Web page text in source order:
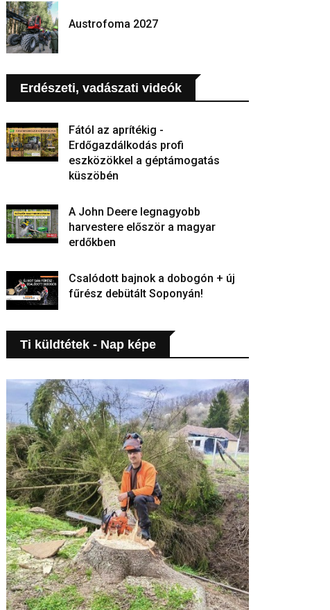
Austrofoma 2027
Erdészeti, vadászati videók
Fától az aprítékig -
Erdőgazdálkodás profi
eszközökkel a géptámogatás
küszöbén
A John Deere legnagyobb
harvestere először a magyar
erdőkben
Csalódott bajnok a dobogón + új
fűrész debütált Soponyán!
Ti küldtétek - Nap képe